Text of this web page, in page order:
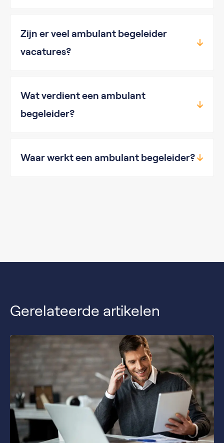
Zijn er veel ambulant begeleider
vacatures?
Wat verdient een ambulant
begeleider?
Waar werkt een ambulant begeleider?
Gerelateerde artikelen